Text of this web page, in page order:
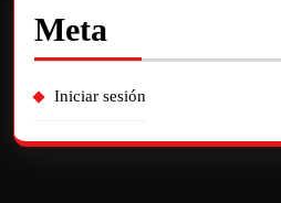
Meta
Iniciar sesión